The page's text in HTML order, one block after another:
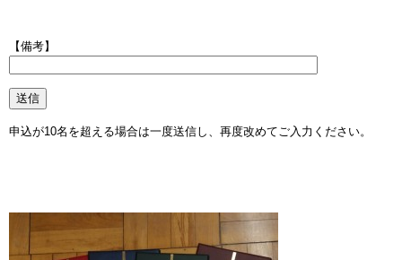
【備考】
申込が10名を超える場合は一度送信し、再度改めてご入力ください。